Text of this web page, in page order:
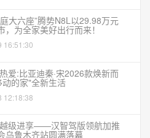
大六座”腾势N8L以29.98万元
，为全家美好出行而来！
16:51:30
爱:比亚迪秦·宋2026款焕新而
的家"全新生活
12:18:38
越级进享——汉智驾版领航加推
乌鲁木齐站圆满落幕